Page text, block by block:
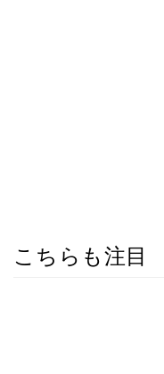
こちらも注目